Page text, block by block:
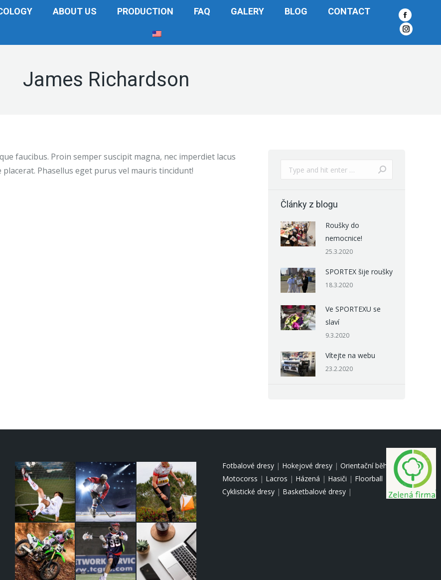
ABOUT US PRODUCTION FAQ GALERY BLOG CONTACT
Facebook
James Richardson
faucibus. Proin semper suscipit magna, nec imperdiet lacus
Phasellus eget purus vel mauris tincidunt!
Search:
Články z blogu
Roušky do
nemocnice!
25.3.2020
SPORTEX šije roušky
18.3.2020
Ve SPORTEXU se
slaví
9.3.2020
Vítejte na webu
23.2.2020
Fotbalové dresy | Hokejové dresy |Orientační běh
Motocorss | Lacros | Házená | Hasiči | Floorball
Cyklistické dresy | Basketbalové dresy |